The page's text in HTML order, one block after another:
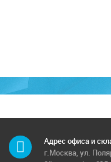
Адрес офиса и
г.Москва, ул.